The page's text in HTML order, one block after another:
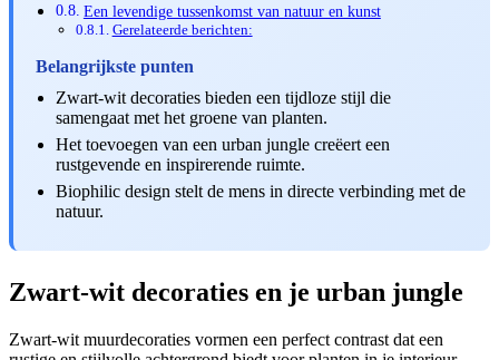
Een levendige tussenkomst van natuur en kunst
Gerelateerde berichten:
Belangrijkste punten
Zwart-wit decoraties bieden een tijdloze stijl die
samengaat met het groene van planten.
Het toevoegen van een urban jungle creëert een
rustgevende en inspirerende ruimte.
Biophilic design stelt de mens in directe verbinding met de
natuur.
Zwart-wit decoraties en je urban jungle
Zwart-wit muurdecoraties vormen een perfect contrast dat een